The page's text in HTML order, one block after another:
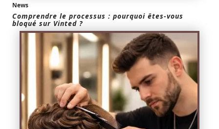
News
Comprendre le processus : pourquoi êtes-vous
bloqué sur Vinted ?